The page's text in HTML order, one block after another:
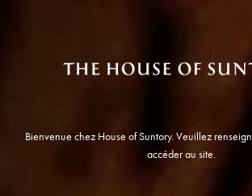
Bienvenue chez House of Suntory. Veuillez
accéder au site.